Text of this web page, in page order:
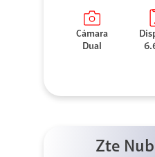
Cámara
Dual
Zte